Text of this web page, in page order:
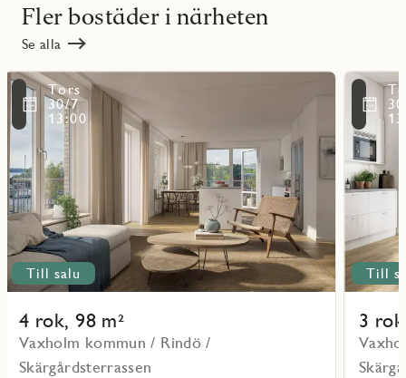
Fler bostäder i närheten
Se alla
Till salu
4 rok, 98 m²
Vaxholm kommun / Rindö /
Skärgårdsterrassen
Tors
30/7
13:00
Läs
mer
om
objekt
10901
Till
3
Läs
mer
objekt
11001